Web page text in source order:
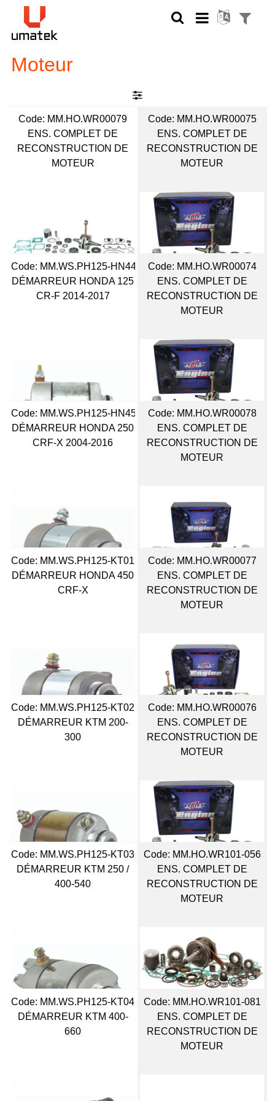
Moteur
Code: MM.HO.WR00079
ENS. COMPLET DE
RECONSTRUCTION DE
MOTEUR
Code: MM.HO.WR00075
ENS. COMPLET DE
RECONSTRUCTION DE
MOTEUR
Code: MM.WS.PH125-HN44
DÉMARREUR HONDA 125
CR-F 2014-2017
Code: MM.HO.WR00074
ENS. COMPLET DE
RECONSTRUCTION DE
MOTEUR
Code: MM.WS.PH125-HN45
DÉMARREUR HONDA 250
CRF-X 2004-2016
Code: MM.HO.WR00078
ENS. COMPLET DE
RECONSTRUCTION DE
MOTEUR
Code: MM.WS.PH125-KT01
DÉMARREUR HONDA 450
CRF-X
Code: MM.HO.WR00077
ENS. COMPLET DE
RECONSTRUCTION DE
MOTEUR
Code: MM.WS.PH125-KT02
DÉMARREUR KTM 200-
300
Code: MM.HO.WR00076
ENS. COMPLET DE
RECONSTRUCTION DE
MOTEUR
Code: MM.WS.PH125-KT03
DÉMARREUR KTM 250 /
400-540
Code: MM.HO.WR101-056
ENS. COMPLET DE
RECONSTRUCTION DE
MOTEUR
Code: MM.WS.PH125-KT04
DÉMARREUR KTM 400-
660
Code: MM.HO.WR101-081
ENS. COMPLET DE
RECONSTRUCTION DE
MOTEUR